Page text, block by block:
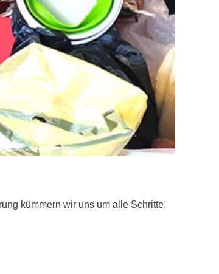
kümmern wir uns um alle Schritte,